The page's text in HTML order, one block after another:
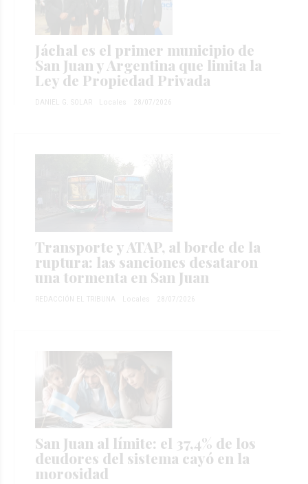
Jáchal es el primer municipio de
San Juan y Argentina que limita la
Ley de Propiedad Privada
DANIEL G. SOLAR Locales 28/07/2026
Transporte y ATAP, al borde de la
ruptura: las sanciones desataron
una tormenta en San Juan
REDACCIÓN EL TRIBUNA Locales 28/07/2026
San Juan al límite: el 37,4% de los
deudores del sistema cayó en la
morosidad